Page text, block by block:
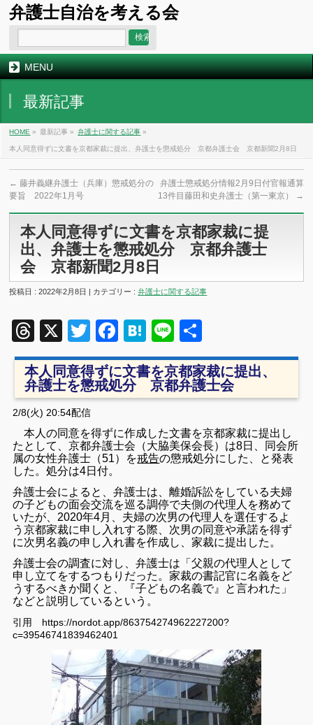
弁護士自治を考える会
MENU
最新記事
HOME » 最新記事 » 弁護士に関する記事 »
本人同意得ずに文書を京都家裁に提出、弁護士を懲戒処分 京都弁護士会 京都新聞2月8日
← 藤井義継弁護士（兵庫）懲戒処分の
要旨 2022年1月号
弁護士懲戒処分情報2月9日付官報通算
13件目藤田和史弁護士（第一東京）
→
本人同意得ずに文書を京都家裁に提
出、弁護士を懲戒処分 京都弁護士
会 京都新聞2月8日
投稿日 : 2022年2月8日 | カテゴリー :弁護士に関する記事
Threads
X TwitterFacebook
Hatena
Line
有
本人同意得ずに文書を京都家裁に提出、
弁護士を懲戒処分 京都弁護士会
2/8(火) 20:54配信
本人の同意を得ずに作成した文書を京都家裁に提出し
たとして、京都弁護士会（大脇美保会長）は8日、同会所
属の女性弁護士（51）を戒告の懲戒処分にした、と発表
した。処分は4日付。
弁護士会によると、弁護士は、離婚訴訟をしている夫婦
の子どもの面会交流を巡る調停で夫側の代理人を務めて
いたが、2020年4月、夫婦の次男の代理人を選任するよ
う京都家裁に申し入れする際、次男の同意や承諾を得ず
に次男名義の申し入れ書を作成し、家裁に提出した。
弁護士会の調査に対し、弁護士は「父親の代理人として
申し立てをするつもりだった。家裁の書記官に名義をど
うするべきか聞くと、『子どもの名義で』と言われた」
などと説明しているという。
引用 https://nordot.app/863754274962227200?
c=39546741839462401